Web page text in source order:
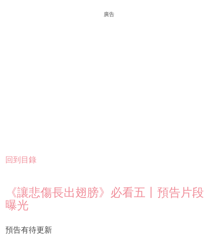
廣告
回到目錄
《讓悲傷長出翅膀》必看五丨預告片段
曝光
預告有待更新